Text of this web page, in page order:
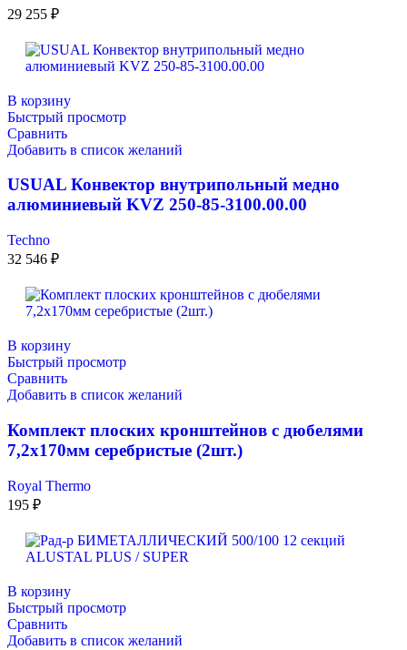
29 255 ₽
В корзину
Быстрый просмотр
Сравнить
Добавить в список желаний
USUAL Конвектор внутрипольный медно
алюминиевый KVZ 250-85-3100.00.00
Techno
32 546 ₽
В корзину
Быстрый просмотр
Сравнить
Добавить в список желаний
Комплект плоских кронштейнов с дюбелями
7,2х170мм серебристые (2шт.)
Royal Thermo
195 ₽
В корзину
Быстрый просмотр
Сравнить
Добавить в список желаний